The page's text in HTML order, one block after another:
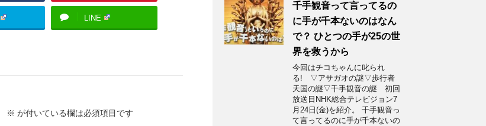
LINE
※ が付いている欄は必須項目です
千手観音って言ってるの
に手が千本ないのはなん
で？ ひとつの手が25の世
界を救うから
今回はチコちゃんに叱られ
る! ▽アサガオの謎▽歩行者
天国の謎▽千手観音の謎 初回
放送日NHK総合テレビジョン7
月24日(金)を紹介。 千手観音っ
て言ってるのに手が千本ないの